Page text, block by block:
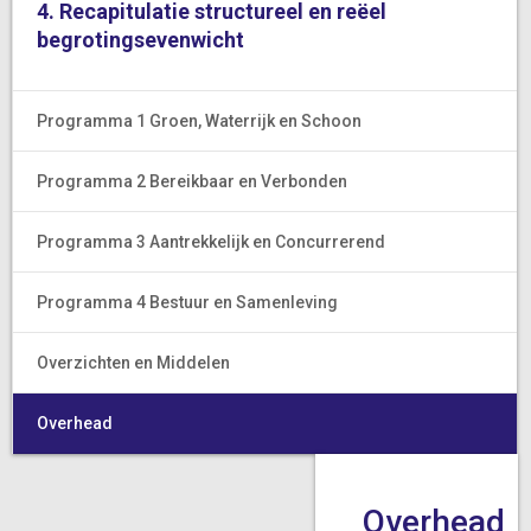
4. Recapitulatie structureel en reëel
begrotingsevenwicht
Programma 1 Groen, Waterrijk en Schoon
Programma 2 Bereikbaar en Verbonden
Programma 3 Aantrekkelijk en Concurrerend
Programma 4 Bestuur en Samenleving
Overzichten en Middelen
Overhead
Overhead